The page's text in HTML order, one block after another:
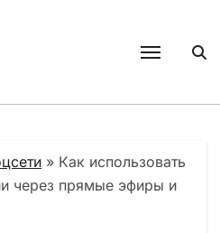
» Как использовать
через прямые эфиры и